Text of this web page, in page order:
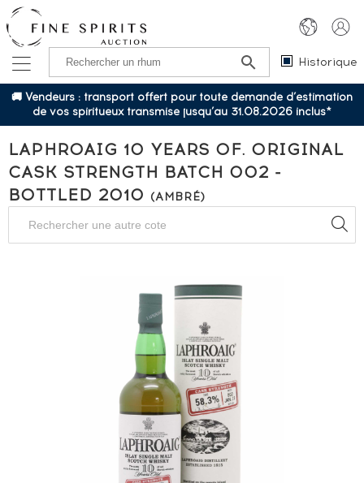
Historique
🚚 Vendeurs : transport offert pour toute demande d’estimation
de vos spiritueux transmise jusqu’au 31.08.2026 inclus*
LAPHROAIG 10 YEARS OF. ORIGINAL
CASK STRENGTH BATCH 002 -
BOTTLED 2010 (AMBRÉ)